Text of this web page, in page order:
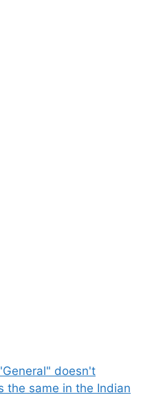
doesn't
the same in the Indian